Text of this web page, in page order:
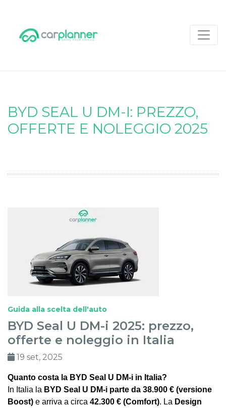
BYD SEAL U DM-I: PREZZO,
OFFERTE E NOLEGGIO 2025
Guida alla scelta dell'auto
BYD Seal U DM-i 2025: prezzo,
offerte e noleggio in Italia
19 set, 2025
Quanto costa la BYD Seal U DM-i in Italia?
In Italia la BYD Seal U DM-i parte da 38.900 € (versione
Boost) e arriva a circa 42.300 € (Comfort). La Design